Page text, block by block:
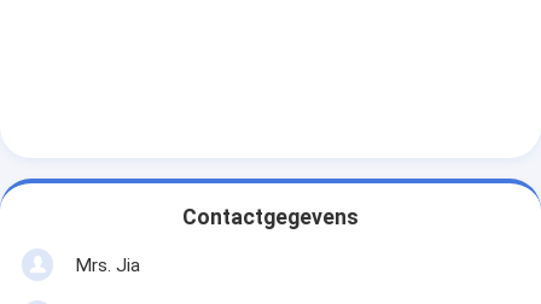
Contactgegevens
Mrs. Jia